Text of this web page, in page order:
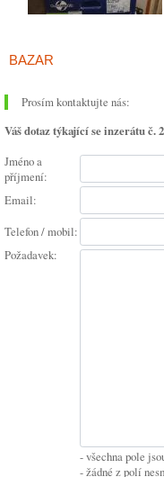
BAZAR
Prosím kontaktujte nás:
Váš dotaz týkající se inzerátu č.
Jméno a
příjmení:
Email:
Telefon / mobil:
Požadavek:
- všechna pole
- žádné z polí